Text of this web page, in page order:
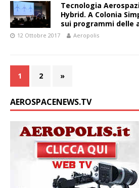
Tecnologia
Hybrid. A Colonia
sui programmi delle
12 Ottobre 2017 Aeropolis
1 2 »
AEROSPACENEWS.TV